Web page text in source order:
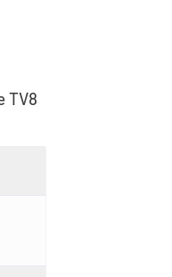
TV8